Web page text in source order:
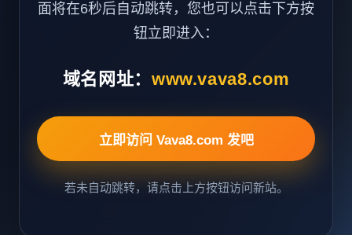
面将在6秒后自动跳转，您也可以点击下方按
钮立即进入：
域名网址： www.vava8.com
立即访问 Vava8.com 发吧
若未自动跳转，请点击上方按钮访问新站。